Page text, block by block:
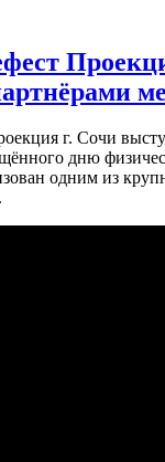
г. Сочи
дню
одним из